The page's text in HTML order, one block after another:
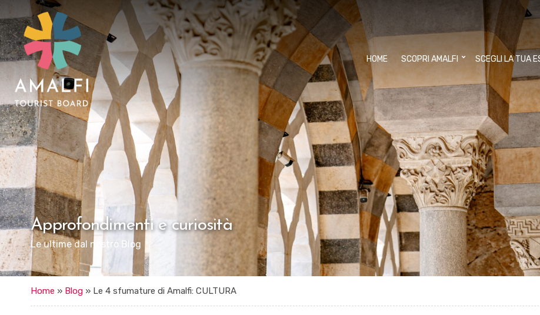
HOME SCOPRI AMALFI SCEGLI LA TUA
Approfondimenti e curiosità
Le ultime dal nostro Blog
Home » Blog » Le 4 sfumature di Amalfi: CULTURA